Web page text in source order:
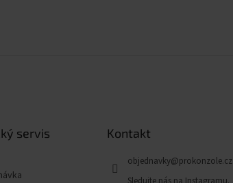
servis Kontakt
objednavky@prokonzole.cz